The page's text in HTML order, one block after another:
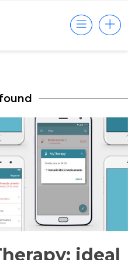
ideal